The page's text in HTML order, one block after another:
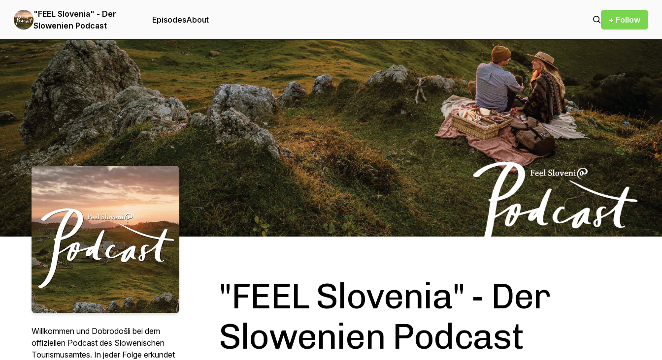
"FEEL Slovenia" - Der
Slowenien Podcast
EpisodesAbout + Follow
Podcast Background Image
Willkommen und Dobrodošli bei dem
offiziellen Podcast des Slowenischen
Tourismusamtes. In jeder Folge erkundet
"FEEL Slovenia" - Der
Slowenien Podcast